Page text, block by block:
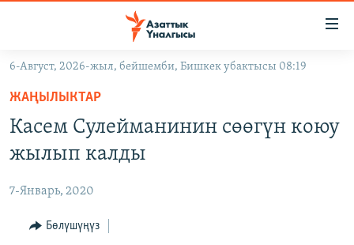
Навигацияга
өтүңүз
Издөөгө
салыңызКЫРГЫЗСТАН
ЭКОНОМИКА
МАДАНИЯТ
БОРБОР АЗИЯ
АТАЙЫН ИЛИКТӨӨ
ТВ ПРОГРАММАЛАР
6-Август, 2026-жыл, бейшемби, Бишкек убактысы 08:19
ЖАҢЫЛЫКТАР
Касем Сулейманинин сөөгүн коюу
жылып калды
7-Январь, 2020
Бөлүшүңүз